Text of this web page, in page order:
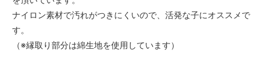
ナイロン素材で汚れがつきにくいので、活発な子にオススメで
す。
（※縁取り部分は綿生地を使用しています）